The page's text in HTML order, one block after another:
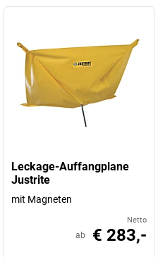
Leckage-Auffangplane
Justrite
mit Magneten
Netto
ab € 283,-